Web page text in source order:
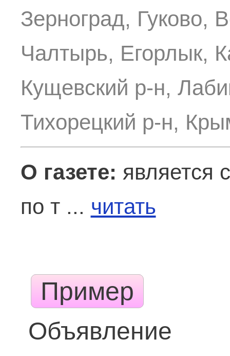
Зерноград, Гуково,
Чалтырь, Егорлык,
Кущевский р-н,
Тихорецкий р-н,
О газете: является
по т ... читать
Пример
Объявление